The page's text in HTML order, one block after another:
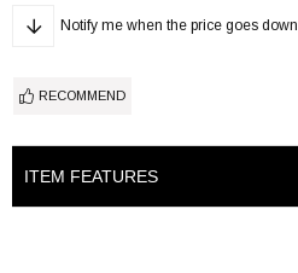
Notify me when the price goes down
RECOMMEND
ITEM FEATURES